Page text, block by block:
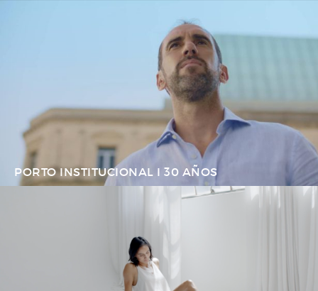
PORTO INSTITUCIONAL I 30 AÑOS